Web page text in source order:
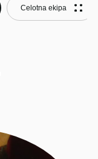
Celotna ekipa